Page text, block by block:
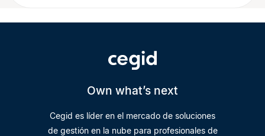
Own what’s next
Cegid es líder en el mercado de soluciones
de gestión en la nube para profesionales de